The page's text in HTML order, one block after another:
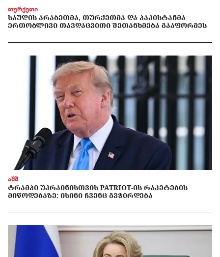
თურქეთი
ᲡᲐᲣᲓᲘᲡ ᲐᲠᲐᲑᲔᲗᲛᲐ, ᲗᲣᲠᲥᲔᲗᲛᲐ ᲓᲐ ᲞᲐᲙᲘᲡᲢᲐᲜᲛᲐ
ᲔᲠᲗᲝᲑᲚᲘᲕᲘ ᲗᲐᲕᲓᲐᲪᲕᲘᲗᲘ ᲨᲔᲗᲐᲜᲮᲛᲔᲑᲐ ᲒᲐᲐᲤᲝᲠᲛᲔᲡ
აშშ
ᲢᲠᲐᲛᲞᲘ ᲣᲙᲠᲐᲘᲜᲘᲡᲗᲕᲘᲡ PATRIOT-ᲘᲡ ᲠᲐᲙᲔᲢᲔᲑᲘᲡ
ᲛᲘᲬᲝᲓᲔᲑᲐᲖᲔ: ᲘᲡᲘᲜᲘ ᲩᲕᲔᲜᲪ ᲒᲕᲭᲘᲠᲓᲔᲑᲐ